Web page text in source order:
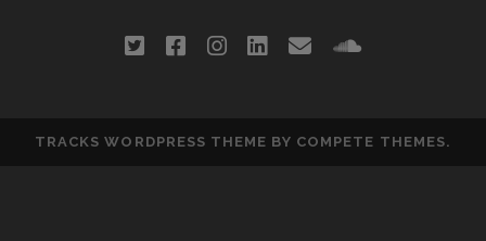
twitterfacebookinstagram
linkedin
emailsoundcloud
TRACKS WORDPRESS THEME BY COMPETE THEMES.